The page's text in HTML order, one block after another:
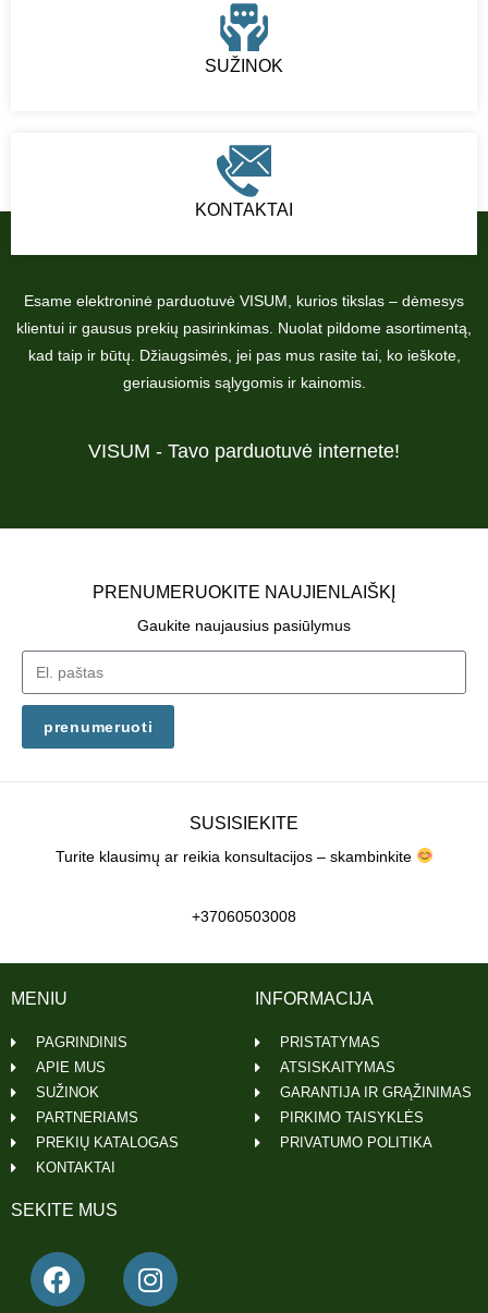
SUŽINOK
KONTAKTAI
Esame elektroninė parduotuvė VISUM, kurios tikslas – dėmesys
klientui ir gausus prekių pasirinkimas. Nuolat pildome asortimentą,
kad taip ir būtų. Džiaugsimės, jei pas mus rasite tai, ko ieškote,
geriausiomis sąlygomis ir kainomis.
VISUM - Tavo parduotuvė internete!
PRENUMERUOKITE NAUJIENLAIŠKĮ
Gaukite naujausius pasiūlymus
prenumeruoti
SUSISIEKITE
Turite klausimų ar reikia konsultacijos – skambinkite
+37060503008
SEKITE MUS
INFORMACIJA
PRISTATYMAS
ATSISKAITYMAS
GARANTIJA IR GRĄŽINIMAS
PIRKIMO TAISYKLĖS
PRIVATUMO POLITIKA
MENIU
PAGRINDINIS
APIE MUS
SUŽINOK
PARTNERIAMS
PREKIŲ KATALOGAS
KONTAKTAI